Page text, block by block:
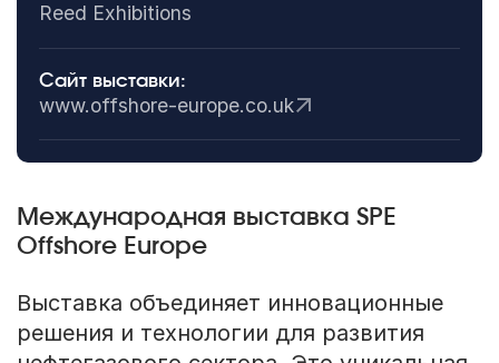
Reed Exhibitions
Сайт выставки:
www.offshore-europe.co.uk
Международная выставка SPE
Offshore Europe
Выставка объединяет инновационные
решения и технологии для развития